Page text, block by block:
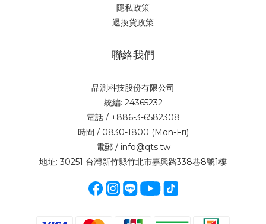
隱私政策
退換貨政策
聯絡我們
品測科技股份有限公司
統編: 24365232
電話 / +886-3-6582308
時間 / 0830-1800 (Mon-Fri)
電郵 / info@qts.tw
地址: 30251 台灣新竹縣竹北市嘉興路338巷8號1樓